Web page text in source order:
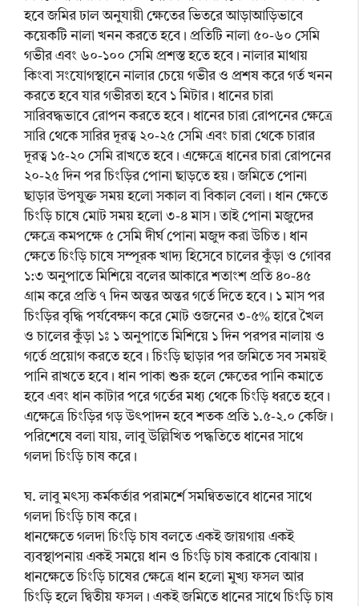
হবে জমির ঢাল অনুযায়ী ক্ষেতের ভিতরে আড়াআড়িভাবে
কয়েকটি নালা খনন করতে হবে। প্রতিটি নালা ৫০-৬০ সেমি
গভীর এবং ৬০-১০০ সেমি প্রশস্ত হতে হবে। নালার মাথায়
কিংবা সংযোগস্থানে নালার চেয়ে গভীর ও প্রশষ করে গর্ত খনন
করতে হবে যার গভীরতা হবে ১ মিটার। ধানের চারা
সারিবদ্ধভাবে রোপন করতে হবে। ধানের চারা রোপনের ক্ষেত্রে
সারি থেকে সারির দূরত্ব ২০-২৫ সেমি এবং চারা থেকে চারার
দূরত্ব ১৫-২০ সেমি রাখতে হবে। এক্ষেত্রে ধানের চারা রোপনের
২০-২৫ দিন পর চিংড়ির পোনা ছাড়তে হয়। জমিতে পোনা
ছাড়ার উপযুক্ত সময় হলো সকাল বা বিকাল বেলা। ধান ক্ষেতে
চিংড়ি চাষে মোট সময় হলো ৩-৪ মাস। তাই পোনা মজুদের
ক্ষেত্রে কমপক্ষে ৫ সেমি দীর্ঘ পোনা মজুদ করা উচিত। ধান
ক্ষেতে চিংড়ি চাষে সম্পূরক খাদ্য হিসেবে চালের কুঁড়া ও গোবর
১:৩ অনুপাতে মিশিয়ে বলের আকারে শতাংশ প্রতি ৪০-৪৫
গ্রাম করে প্রতি ৭ দিন অন্তর অন্তর গর্তে দিতে হবে। ১ মাস পর
চিংড়ির বৃদ্ধি পর্যবেক্ষণ করে মোট ওজনের ৩-৫% হারে খৈল
ও চালের কুঁড়া ১ঃ ১ অনুপাতে মিশিয়ে ১ দিন পরপর নালায় ও
গর্তে প্রয়োগ করতে হবে। চিংড়ি ছাড়ার পর জমিতে সব সময়ই
পানি রাখতে হবে। ধান পাকা শুরু হলে ক্ষেতের পানি কমাতে
হবে এবং ধান কাটার পরে গর্তের মধ্য থেকে চিংড়ি ধরতে হবে।
এক্ষেত্রে চিংড়ির গড় উৎপাদন হবে শতক প্রতি ১.৫-২.০ কেজি।
পরিশেষে বলা যায়, লাবু উল্লিখিত পদ্ধতিতে ধানের সাথে
গলদা চিংড়ি চাষ করে।
ঘ. লাবু মৎস্য কর্মকর্তার পরামর্শে সমন্বিতভাবে ধানের সাথে
গলদা চিংড়ি চাষ করে।
ধানক্ষেতে গলদা চিংড়ি চাষ বলতে একই জায়গায় একই
ব্যবস্থাপনায় একই সময়ে ধান ও চিংড়ি চাষ করাকে বোঝায়।
ধানক্ষেতে চিংড়ি চাষের ক্ষেত্রে ধান হলো মুখ্য ফসল আর
চিংড়ি হলে দ্বিতীয় ফসল। একই জমিতে ধানের সাথে চিংড়ি চাষ